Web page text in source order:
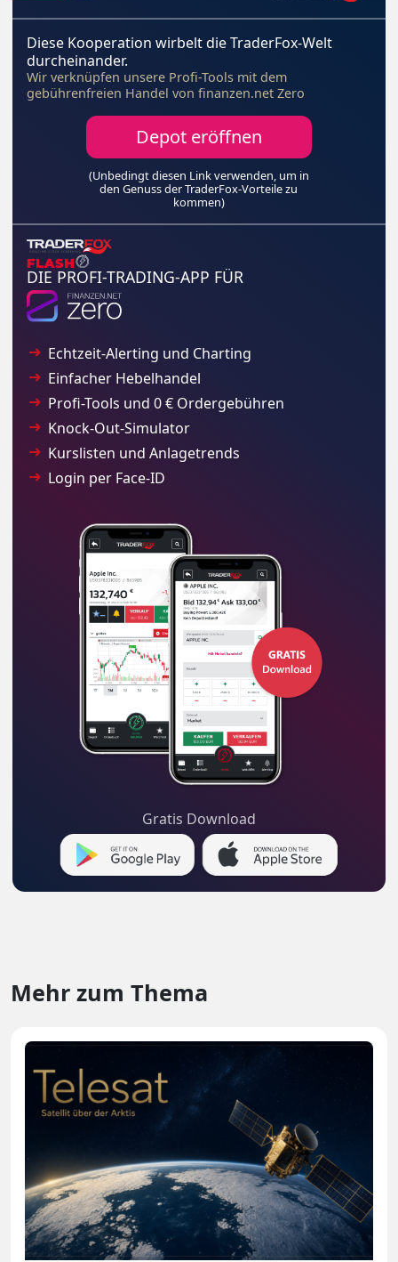
Diese Kooperation wirbelt die TraderFox-Welt
durcheinander.
Wir verknüpfen unsere Profi-Tools mit dem
gebührenfreien Handel von finanzen.net Zero
Depot eröffnen
(Unbedingt diesen Link verwenden, um in
den Genuss der TraderFox-Vorteile zu
kommen)
DIE PROFI-TRADING-APP FÜR
Echtzeit-Alerting und Charting
Einfacher Hebelhandel
Profi-Tools und 0 € Ordergebühren
Knock-Out-Simulator
Kurslisten und Anlagetrends
Login per Face-ID
Gratis Download
Mehr zum Thema